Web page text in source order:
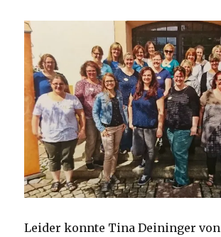
Leider konnte Tina Deininger von